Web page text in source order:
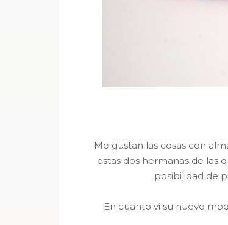
Me gustan las cosas con
estas dos hermanas de las
posibilidad de
En cuanto vi su nuevo